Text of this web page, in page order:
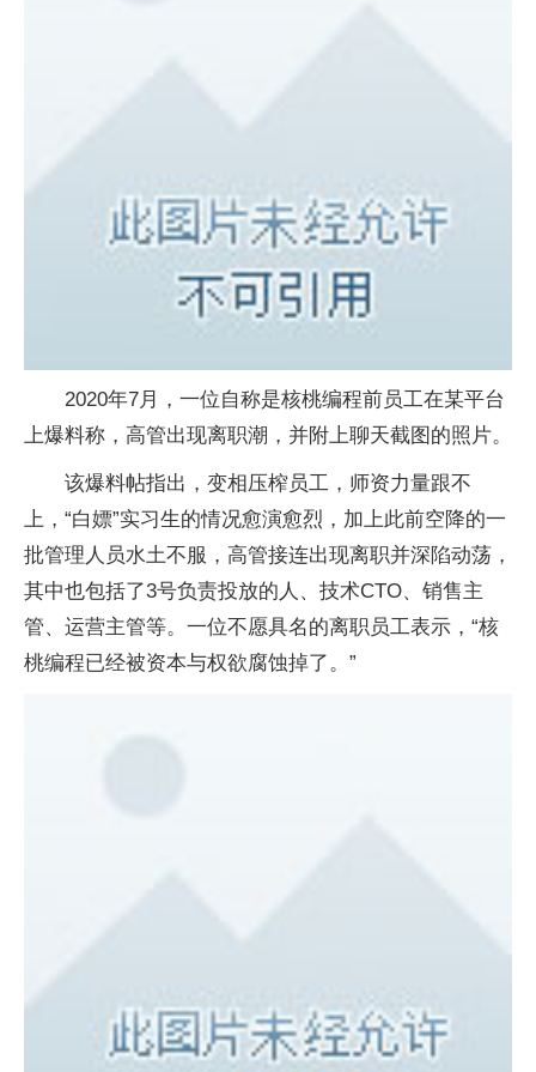
2020年7月，一位自称是核桃编程前员工在某平台
上爆料称，高管出现离职潮，并附上聊天截图的照片。
该爆料帖指出，变相压榨员工，师资力量跟不
上，“白嫖”实习生的情况愈演愈烈，加上此前空降的一
批管理人员水土不服，高管接连出现离职并深陷动荡，
其中也包括了3号负责投放的人、技术CTO、销售主
管、运营主管等。一位不愿具名的离职员工表示，“核
桃编程已经被资本与权欲腐蚀掉了。”